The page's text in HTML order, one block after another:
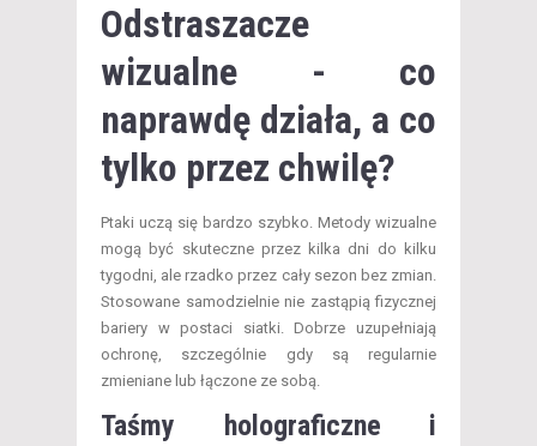
Odstraszacze
wizualne - co
naprawdę działa, a co
tylko przez chwilę?
Ptaki uczą się bardzo szybko. Metody wizualne
mogą być skuteczne przez kilka dni do kilku
tygodni, ale rzadko przez cały sezon bez zmian.
Stosowane samodzielnie nie zastąpią fizycznej
bariery w postaci siatki. Dobrze uzupełniają
ochronę, szczególnie gdy są regularnie
zmieniane lub łączone ze sobą.
Taśmy holograficzne i